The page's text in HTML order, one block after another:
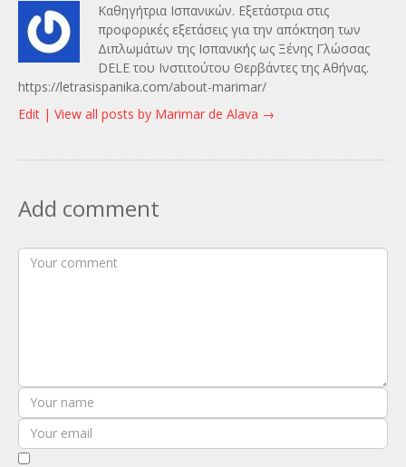
Καθηγήτρια Ισπανικών. Εξετάστρια στις
προφορικές εξετάσεις για την απόκτηση των
Διπλωμάτων της Ισπανικής ως Ξένης Γλώσσας
DELE του Ινστιτούτου Θερβάντες της Αθήνας.
https://letrasispanika.com/about-marimar/
Edit | View all posts by Marimar de Alava →
Add comment